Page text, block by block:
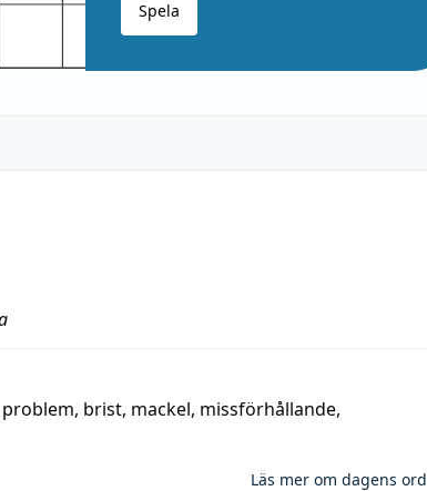
Spela
problem, brist, mackel, missförhållande,
Läs mer om dagens ord